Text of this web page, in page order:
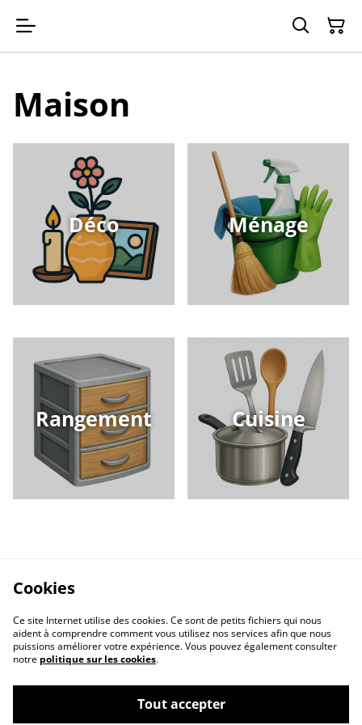
Maison
Déco Ménage
Rangement Cuisine
Contactez-nous
Politique de
Politique de cookies
Cookies
Ce site Internet utilise des cookies. Ce sont de petits fichiers qui nous
aident à comprendre comment vous utilisez nos services afin que nous
puissions améliorer votre expérience. Vous pouvez également consulter
notre politique sur les cookies.
Tout accepter